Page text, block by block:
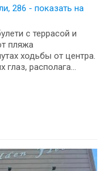
286 - показать на
с террасой и
пляжа
ходьбы от центра.
располага...